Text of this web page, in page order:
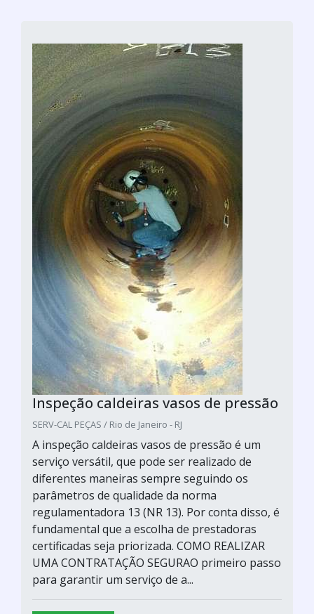
Inspeção caldeiras vasos de pressão
SERV-CAL PEÇAS / Rio de Janeiro - RJ
A inspeção caldeiras vasos de pressão é um
serviço versátil, que pode ser realizado de
diferentes maneiras sempre seguindo os
parâmetros de qualidade da norma
regulamentadora 13 (NR 13). Por conta disso, é
fundamental que a escolha de prestadoras
certificadas seja priorizada. COMO REALIZAR
UMA CONTRATAÇÃO SEGURAO primeiro passo
para garantir um serviço de a...